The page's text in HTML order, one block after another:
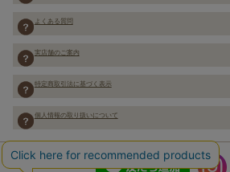
よくある質問
実店舗のご案内
特定商取引法に基づく表示
個人情報の取り扱いについて